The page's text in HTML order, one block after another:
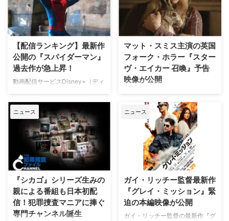
トム・ウルフのベストセラー小説
「虚栄の篝火」。1980年代のニ
ューヨークの上流社会を辛辣に風
刺した作品だ。ウォール街で台頭
したトレーダーたち、その華奢な
妻や愛人、そして富裕層が住むマ
ンハッタンと周辺の貧困な地区と
の間にくすぶる人種間の緊張を描
4K｜毎週（木） 17：00～ イタ
リア発！ 12年間の記憶を失った
エリート医師の物語。 原作 ピエ
ト ルカ・アルジェンテーロ、マ
ティルデ・ジョリ、サラ・ラッザ
ーロ ほか ≫≫『DOC（ドッ
ク）3 あすへのカルテ』詳細 海
（日） …
【配信ランキング】最新作
公開の『スパイダーマン』
過去作が急上昇！
動画配信サービスDisney+（ディ
気ランキングをご紹介する。 デ
ィズニープラス人気ランキング
TOP10【2026年8月7日】 ディズ
ニープラス本日のTOP10は下記
の通り（2026年8月7日時点）。
スパイダーマン：ノー・ウェイ・
ホーム 殺し屋たちの店 スパイダ
ーバーになる時 スパイダーマ
ン：ファー・フロム・ホーム ア
ベンジャーズ／エンドゲーム ア
ベンジャーズ／インフィニティ・
マット・スミス主演の英国
フォーク・ホラー『スター
ヴ・エイカー 召喚』予告
映像が公開
英国ヨークシャー地方を舞台に、
土地の伝承と家族の崩壊を描くフ
ォーク・ホラー映画『スターヴ・
エイカー 召喚』。公開に先駆け
て、不穏な空気が漂う日本版予告
映像と、英国らしい曇天の世界観
が印象的な場面写真が一挙に公開
された。 土地に眠る伝承と家族
の崩壊を描く、静謐なるフォー
ク・ホラー リチャードとジュリ
エット夫妻が最近移り住んだ英国
ヨークシャー地方の人里離れた
「スターヴ・エイカー」は、家族
ニュース
『シカゴ』シリーズ生みの
親による番組も日本初配
信！犯罪捜査マニアに捧ぐ
専門チャンネル誕生
ニュース
ガイ・リッチー監督最新作
『グレイ・ミッション』緊
迫の本編映像が公開
ガイ・リッチー監督の最新作『グ